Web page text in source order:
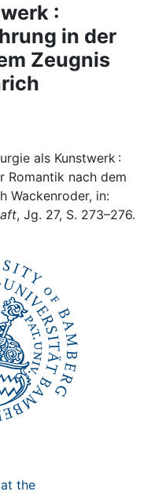
:
in der
Zeugnis
als Kunstwerk :
Romantik nach dem
Wackenroder, in:
, Jg. 27, S. 273–276.
the